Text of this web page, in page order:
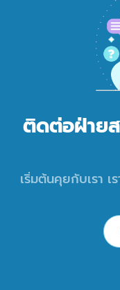
ติดต่อฝ่าย
เริ่มต้นคุยกับเรา